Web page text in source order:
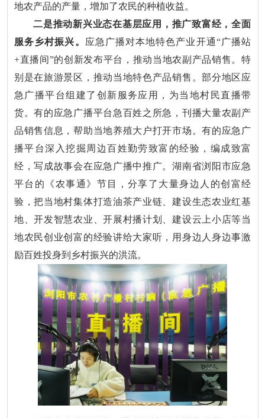
地农产品的产量，增加了农民的种植收益。
二是推动新兴业态在基层应用，推广致富经，全面
服务乡村振兴。 应急广播对本地特色产业开通“广播站
+直播间”的创新发布平台，推动当地农副产品销售。特
别是在旅游景区，推动当地特色产品销售。部分地区应
急广播平台组建了创新服务应用，为当地村民直播带
货。有的应急广播平台急百姓之所急，刊播大量农副产
品销售信息，帮助当地养殖大户打开市场。有的应急广
播平台深入挖掘周边百姓勤劳致富的经验，编成致富
经，写成故事会在应急广播中推广。湖南省浏阳市应急
平台的《农事通》节目，分享了大量身边人的创富经
验，把当地村集体打造油茶产业链、建设生态农业红基
地、开发智慧农业、开展村播计划、建设云上小店等当
地农民创业创富的经验讲给大家听，用身边人身边事激
励百姓投身到乡村振兴的洪流。